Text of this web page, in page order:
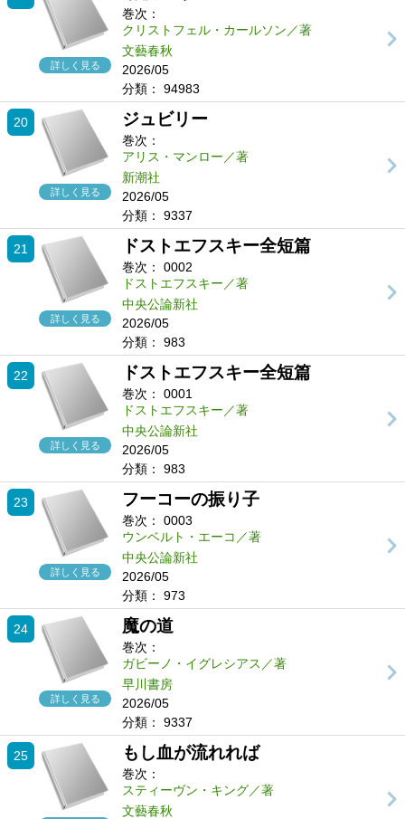
詳しく見る
巻次：
クリストフェル・カールソン／著
文藝春秋
2026/05
分類：
94983
20
詳しく見る
ジュビリー
巻次：
アリス・マンロー／著
新潮社
2026/05
分類：
9337
21
詳しく見る
ドストエフスキー全短篇
巻次：
0002
ドストエフスキー／著
中央公論新社
2026/05
分類：
983
22
詳しく見る
ドストエフスキー全短篇
巻次：
0001
ドストエフスキー／著
中央公論新社
2026/05
分類：
983
23
詳しく見る
フーコーの振り子
巻次：
0003
ウンベルト・エーコ／著
中央公論新社
2026/05
分類：
973
24
詳しく見る
魔の道
巻次：
ガビーノ・イグレシアス／著
早川書房
2026/05
分類：
9337
25 もし血が流れれば
巻次：
スティーヴン・キング／著
文藝春秋